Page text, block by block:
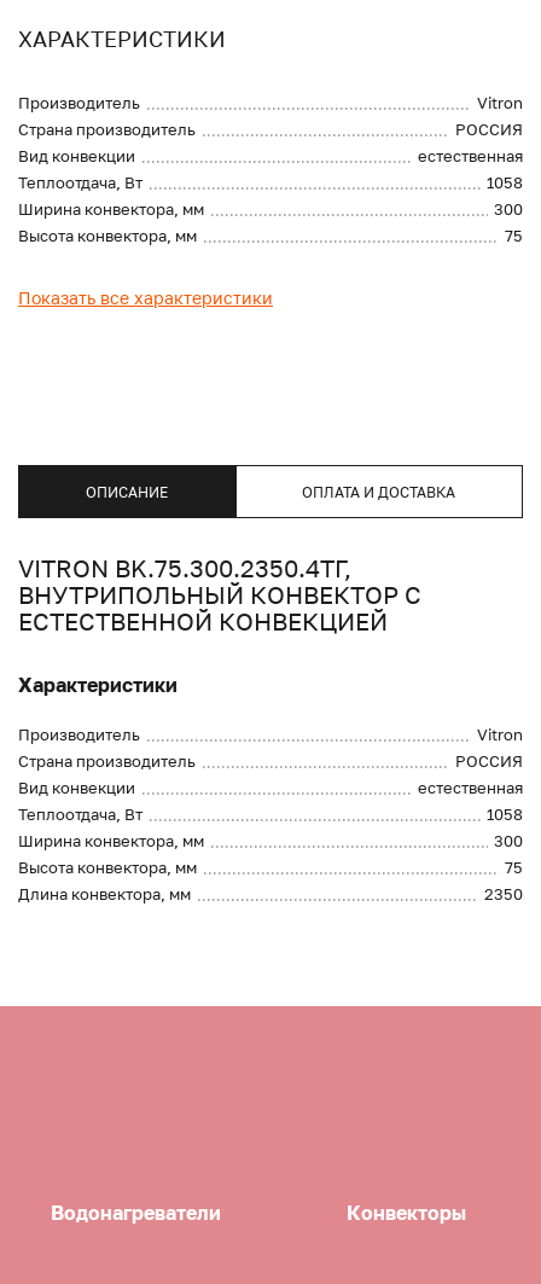
ХАРАКТЕРИСТИКИ
Производитель
Vitron
Страна производитель
РОССИЯ
Вид конвекции
естественная
Теплоотдача, Вт
1058
Ширина конвектора, мм
300
Высота конвектора, мм
75
Показать все характеристики
ОПИСАНИЕ ОПЛАТА И ДОСТАВКА
VITRON BK.75.300.2350.4ТГ,
ВНУТРИПОЛЬНЫЙ КОНВЕКТОР С
ЕСТЕСТВЕННОЙ КОНВЕКЦИЕЙ
Характеристики
Производитель
Vitron
Страна производитель
РОССИЯ
Вид конвекции
естественная
Теплоотдача, Вт
1058
Ширина конвектора, мм
300
Высота конвектора, мм
75
Длина конвектора, мм
2350
Водонагреватели Конвекторы